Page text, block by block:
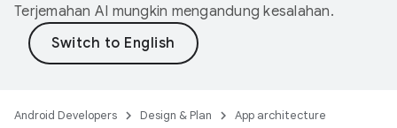
Terjemahan AI mungkin mengandung kesalahan.
Android Developers Design & Plan App architecture